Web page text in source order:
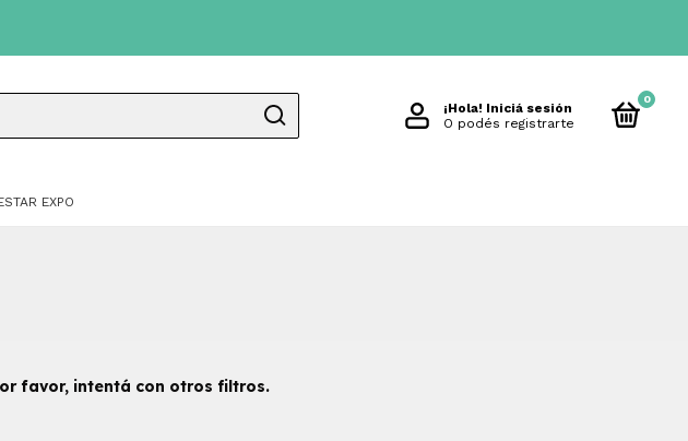
¡Hola! Iniciá sesión
O podés registrarte
0
EXPO
favor, intentá con otros filtros.